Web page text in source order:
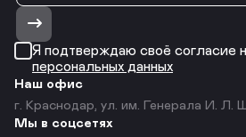
Я подтверждаю своё согласие
персональных данных
Наш офис
г. Краснодар, ул. им. Генерала И.
Мы в соцсетях